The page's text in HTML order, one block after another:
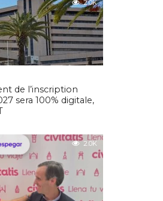
2.0K
de l’inscription
sera 100% digitale,
2.0K